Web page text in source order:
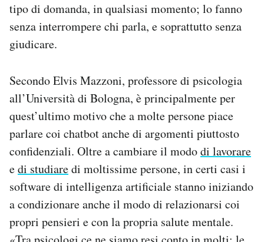
Hai bisogno di aiuto?
Esci
tipo di domanda, in qualsiasi momento; lo fanno
senza interrompere chi parla, e soprattutto senza
giudicare.
Secondo Elvis Mazzoni, professore di psicologia
all’Università di Bologna, è principalmente per
quest’ultimo motivo che a molte persone piace
parlare coi chatbot anche di argomenti piuttosto
confidenziali. Oltre a cambiare il mododi lavorare
edi studiaredi moltissime persone, in certi casi i
software di intelligenza artificiale stanno iniziando
a condizionare anche il modo di relazionarsi coi
propri pensieri e con la propria salute mentale.